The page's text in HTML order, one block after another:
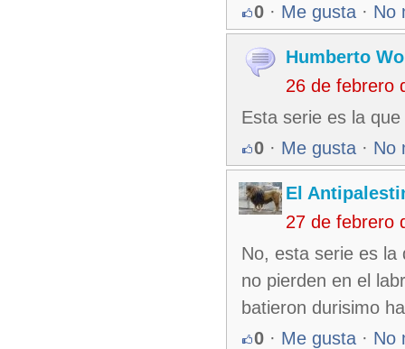
0 · Me gusta · No
Humberto
26 de febrero
Esta serie es la
0 · Me gusta · No
El
27 de febrero
No, esta serie es la
no pierden en el
batieron durisimo
0 · Me gusta · No